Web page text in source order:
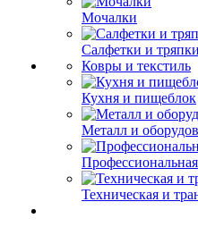
Мочалки
Салфетки и
Ковры и текстиль
Кухня и пищеблок
Металл и
Техническая и